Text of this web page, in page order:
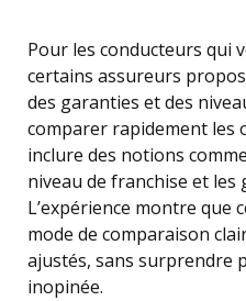
Pour les conducteurs qui
certains assureurs
des garanties et des
comparer rapidement les
inclure des notions
niveau de franchise et
L’expérience montre que
mode de comparaison
ajustés, sans surprendre
inopinée.